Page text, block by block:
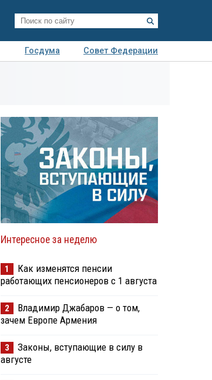
Госдума
Совет Федерации
Интересное за неделю
1
Как изменятся пенсии
работающих пенсионеров с 1 августа
2
Владимир Джабаров — о том,
зачем Европе Армения
3
Законы, вступающие в силу в
августе